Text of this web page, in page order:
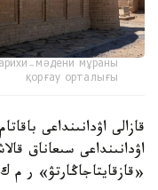
мәдени мұраны
қорғау орталығы
قازالى اۋدانىنداعى
اۋدانىنداعى سىعاناق
«قازقايتاجاڭارتۋ» ر م